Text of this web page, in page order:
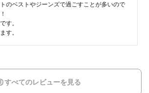
のベストやジーンズで過ごすことが多いので
す。
すべてのレビューを見る